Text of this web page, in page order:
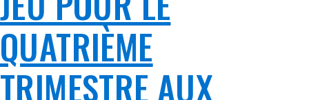
QUATRIÈME
TRIMESTRE AUX